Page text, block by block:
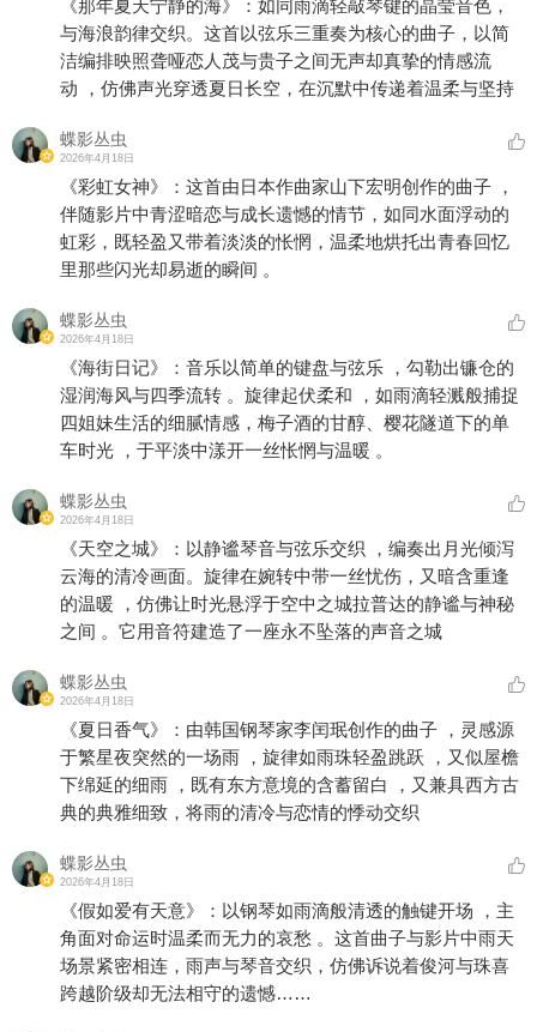
《那年夏天宁静的海》：如同雨滴轻敲琴键的晶莹音色，
与海浪韵律交织。这首以弦乐三重奏为核心的曲子，以简
洁编排映照聋哑恋人茂与贵子之间无声却真挚的情感流
动 ，仿佛声光穿透夏日长空，在沉默中传递着温柔与坚持
蝶影丛虫
2026年4月18日
《彩虹女神》：这首由日本作曲家山下宏明创作的曲子 ，
伴随影片中青涩暗恋与成长遗憾的情节，如同水面浮动的
虹彩，既轻盈又带着淡淡的怅惘，温柔地烘托出青春回忆
里那些闪光却易逝的瞬间 。
蝶影丛虫
2026年4月18日
《海街日记》：音乐以简单的键盘与弦乐 ，勾勒出镰仓的
湿润海风与四季流转 。旋律起伏柔和 ，如雨滴轻溅般捕捉
四姐妹生活的细腻情感，梅子酒的甘醇、樱花隧道下的单
车时光 ，于平淡中漾开一丝怅惘与温暖 。
蝶影丛虫
2026年4月18日
《天空之城》：以静谧琴音与弦乐交织 ，编奏出月光倾泻
云海的清冷画面。旋律在婉转中带一丝忧伤，又暗含重逢
的温暖 ，仿佛让时光悬浮于空中之城拉普达的静谧与神秘
之间 。它用音符建造了一座永不坠落的声音之城
蝶影丛虫
2026年4月18日
《夏日香气》：由韩国钢琴家李闰珉创作的曲子 ，灵感源
于繁星夜突然的一场雨 ，旋律如雨珠轻盈跳跃 ，又似屋檐
下绵延的细雨 ，既有东方意境的含蓄留白 ，又兼具西方古
典的典雅细致，将雨的清冷与恋情的悸动交织
蝶影丛虫
2026年4月18日
《假如爱有天意》：以钢琴如雨滴般清透的触键开场 ，主
角面对命运时温柔而无力的哀愁 。这首曲子与影片中雨天
场景紧密相连，雨声与琴音交织，仿佛诉说着俊河与珠喜
跨越阶级却无法相守的遗憾……